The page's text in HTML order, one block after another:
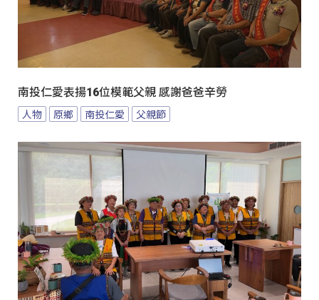
南投仁愛表揚16位模範父親 感謝爸爸辛勞
人物 原鄉 南投仁愛 父親節